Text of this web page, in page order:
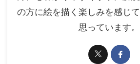
の方に絵を描く楽しみを感じ
思っています。